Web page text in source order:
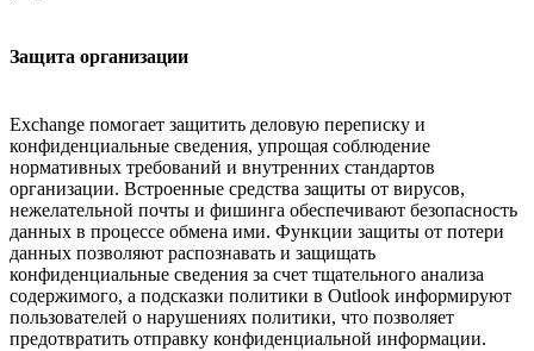
Защита организации
Exchange помогает защитить деловую переписку и
конфиденциальные сведения, упрощая соблюдение
нормативных требований и внутренних стандартов
организации. Встроенные средства защиты от вирусов,
нежелательной почты и фишинга обеспечивают безопасность
данных в процессе обмена ими. Функции защиты от потери
данных позволяют распознавать и защищать
конфиденциальные сведения за счет тщательного анализа
содержимого, а подсказки политики в Outlook информируют
пользователей о нарушениях политики, что позволяет
предотвратить отправку конфиденциальной информации.